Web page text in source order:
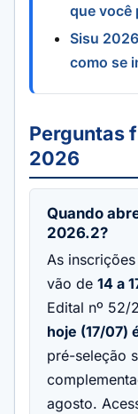
que você
Sisu
como se
Perguntas
2026
Quando
2026.2?
As
vão de14 a
Edital nº 52/
hoje (17/07)
pré-seleção
agosto.